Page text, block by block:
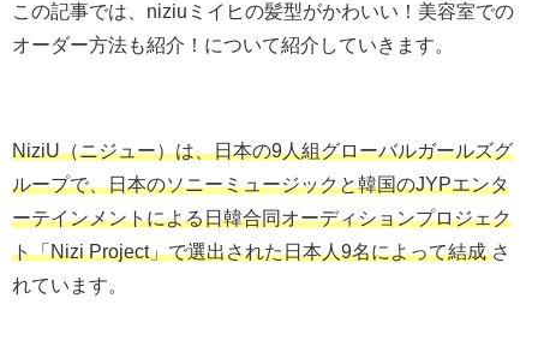
この記事では、niziuミイヒの髪型がかわいい！美容室での
オーダー方法も紹介！について紹介していきます。
NiziU（ニジュー）は、日本の9人組グローバルガールズグ
ループで、日本のソニーミュージックと韓国のJYPエンタ
ーテインメントによる日韓合同オーディションプロジェク
ト「Nizi Project」で選出された日本人9名によって結成さ
れています。